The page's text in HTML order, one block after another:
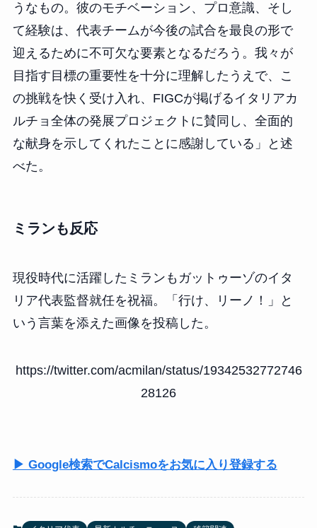
うなもの。彼のモチベーション、プロ意識、そし
て経験は、代表チームが今後の試合を最良の形で
迎えるために不可欠な要素となるだろう。我々が
目指す目標の重要性を十分に理解したうえで、こ
の挑戦を快く受け入れ、FIGCが掲げるイタリアカ
ルチョ全体の発展プロジェクトに賛同し、全面的
な献身を示してくれたことに感謝している」と述
べた。
ミランも反応
現役時代に活躍したミランもガットゥーゾのイタ
リア代表監督就任を祝福。「行け、リーノ！」と
いう言葉を添えた画像を投稿した。
https://twitter.com/acmilan/status/19342532772746
28126
▶ Google検索でCalcismoをお気に入り登録する